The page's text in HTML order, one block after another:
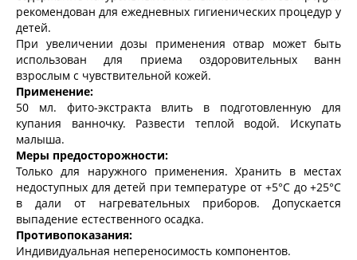
рекомендован для ежедневных гигиенических процедур у
детей.
При увеличении дозы применения отвар может быть
использован для приема оздоровительных ванн
взрослым с чувствительной кожей.
Применение:
50 мл. фито-экстракта влить в подготовленную для
купания ванночку. Развести теплой водой. Искупать
малыша.
Меры предосторожности:
Только для наружного применения. Хранить в местах
недоступных для детей при температуре от +5°С до +25°С
в дали от нагревательных приборов. Допускается
выпадение естественного осадка.
Противопоказания:
Индивидуальная непереносимость компонентов.